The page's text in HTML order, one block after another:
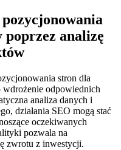
analizę
stron dla
odpowiednich
analiza danych i
działania SEO mogą stać
oczekiwanych
pozwala na
zwrotu z inwestycji.